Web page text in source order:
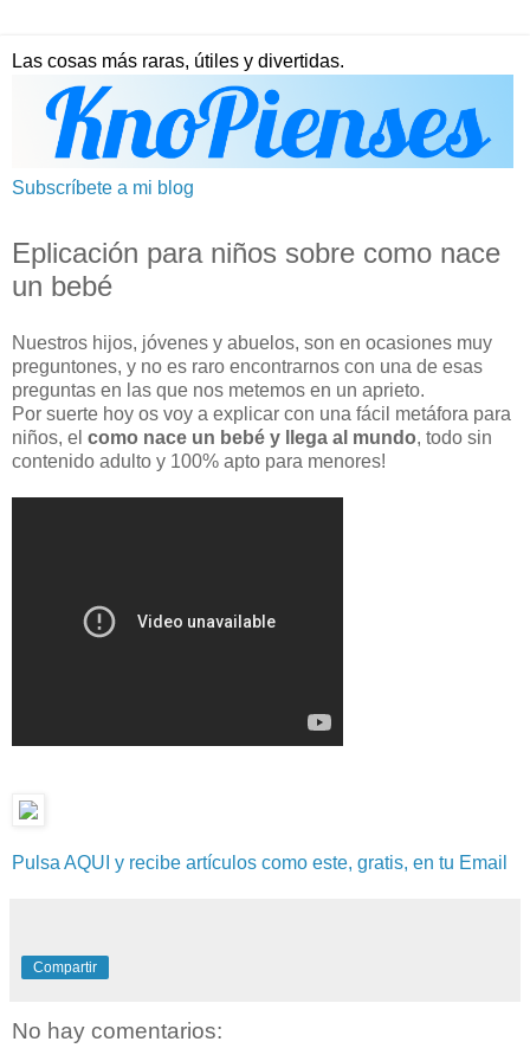
Las cosas más raras, útiles y divertidas.
Subscríbete a mi blog
Eplicación para niños sobre como nace
un bebé
Nuestros hijos, jóvenes y abuelos, son en ocasiones muy
preguntones, y no es raro encontrarnos con una de esas
preguntas en las que nos metemos en un aprieto.
Por suerte hoy os voy a explicar con una fácil metáfora para
niños, el como nace un bebé y llega al mundo, todo sin
contenido adulto y 100% apto para menores!
Pulsa AQUI y recibe artículos como este, gratis, en tu Email
Compartir
No hay comentarios: